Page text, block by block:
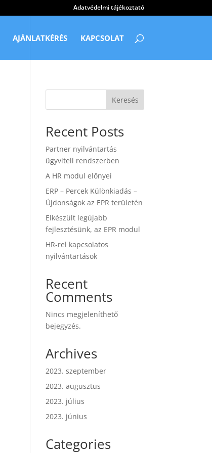
Adatvédelmi tájékoztató
AJÁNLATKÉRÉS KAPCSOLAT
Keresés
Recent Posts
Partner nyilvántartás
ügyviteli rendszerben
A HR modul előnyei
ERP – Percek Különkiadás –
Újdonságok az EPR területén
Elkészült legújabb
fejlesztésünk, az EPR modul
HR-rel kapcsolatos
nyilvántartások
Recent
Comments
Nincs megjeleníthető
bejegyzés.
Archives
2023. szeptember
2023. augusztus
2023. július
2023. június
Categories